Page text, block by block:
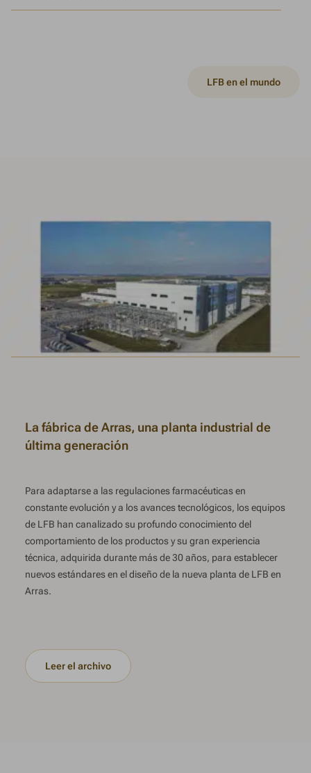
LFB en el mundo
La fábrica de Arras, una planta industrial de
última generación
Para adaptarse a las regulaciones farmacéuticas en
constante evolución y a los avances tecnológicos, los equipos
de LFB han canalizado su profundo conocimiento del
comportamiento de los productos y su gran experiencia
técnica, adquirida durante más de 30 años, para establecer
nuevos estándares en el diseño de la nueva planta de LFB en
Arras.
Leer el archivo